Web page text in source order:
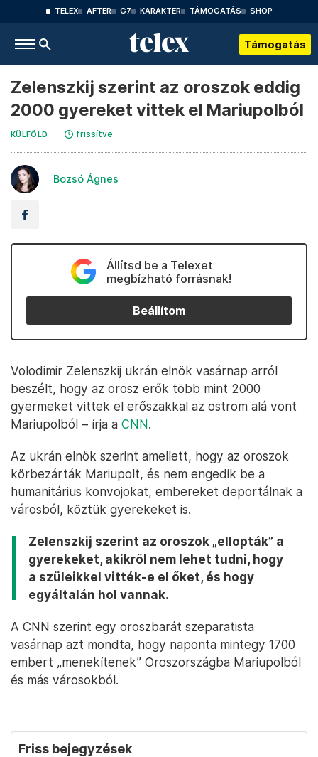
TELEX AFTER G7 KARAKTER TÁMOGATÁS SHOP
Támogatás
Zelenszkij szerint az oroszok eddig
2000 gyereket vittek el Mariupolból
KÜLFÖLD frissítve
Bozsó Ágnes
Állítsd be a Telexet
megbízható forrásnak!
Beállítom
Volodimir Zelenszkij ukrán elnök vasárnap arról
beszélt, hogy az orosz erők több mint 2000
gyermeket vittek el erőszakkal az ostrom alá vont
Mariupolból – írja a CNN.
Az ukrán elnök szerint amellett, hogy az oroszok
körbezárták Mariupolt, és nem engedik be a
humanitárius konvojokat, embereket deportálnak a
városból, köztük gyerekeket is.
Zelenszkij szerint az oroszok „ellopták” a
gyerekeket, akikről nem lehet tudni, hogy
a szüleikkel vitték-e el őket, és hogy
egyáltalán hol vannak.
A CNN szerint egy oroszbarát szeparatista
vasárnap azt mondta, hogy naponta mintegy 1700
embert „menekítenek” Oroszországba Mariupolból
és más városokból.
Friss bejegyzések